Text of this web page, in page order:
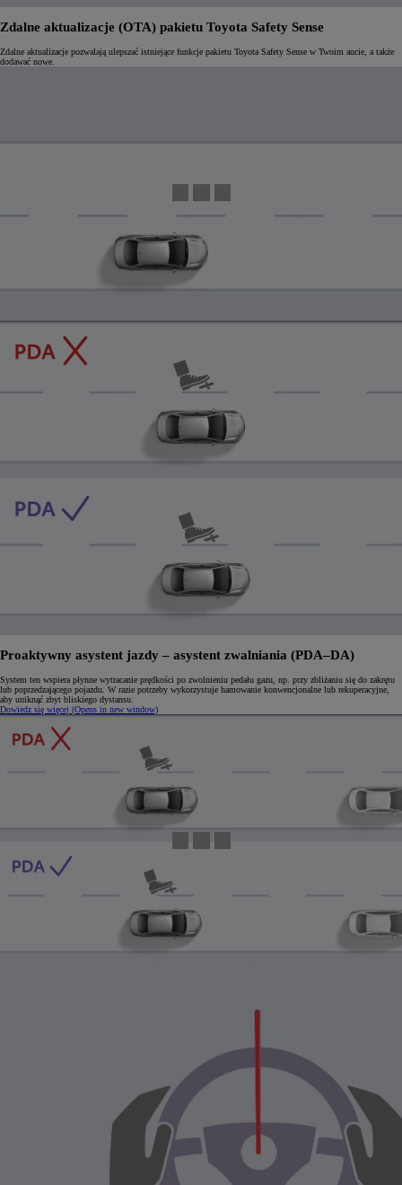
Zdalne aktualizacje (OTA) pakietu Toyota Safety Sense
Zdalne aktualizacje pozwalają ulepszać istniejące funkcje pakietu Toyota Safety Sense w Twoim aucie, a także
dodawać nowe.
0:04 / 0:24
Proaktywny asystent jazdy – asystent zwalniania (PDA–DA)
System ten wspiera płynne wytracanie prędkości po zwolnieniu pedału gazu, np. przy zbliżaniu się do zakrętu
lub poprzedzającego pojazdu. W razie potrzeby wykorzystuje hamowanie konwencjonalne lub rekuperacyjne,
aby uniknąć zbyt bliskiego dystansu.
Dowiedz się więcej (Opens in new window)